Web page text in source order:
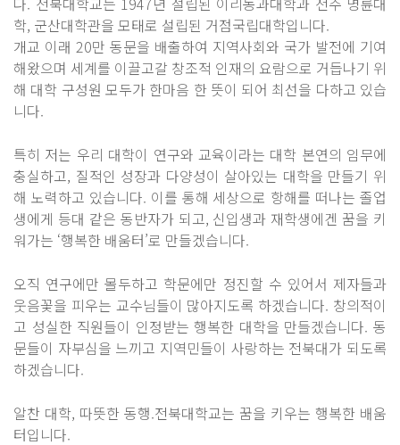
학, 군산대학관을 모태로 설립된 거점국립대학입니다.
개교 이래 20만 동문을 배출하여 지역사회와 국가 발전에 기여
해왔으며 세계를 이끌고갈 창조적 인재의 요람으로 거듭나기 위
해 대학 구성원 모두가 한마음 한 뜻이 되어 최선을 다하고 있습
니다.
특히 저는 우리 대학이 연구와 교육이라는 대학 본연의 임무에
충실하고, 질적인 성장과 다양성이 살아있는 대학을 만들기 위
해 노력하고 있습니다. 이를 통해 세상으로 항해를 떠나는 졸업
생에게 등대 같은 동반자가 되고, 신입생과 재학생에겐 꿈을 키
워가는 ‘행복한 배움터’로 만들겠습니다.
오직 연구에만 몰두하고 학문에만 정진할 수 있어서 제자들과
웃음꽃을 피우는 교수님들이 많아지도록 하겠습니다. 창의적이
고 성실한 직원들이 인정받는 행복한 대학을 만들겠습니다. 동
문들이 자부심을 느끼고 지역민들이 사랑하는 전북대가 되도록
하겠습니다.
알찬 대학, 따뜻한 동행.전북대학교는 꿈을 키우는 행복한 배움
터입니다.